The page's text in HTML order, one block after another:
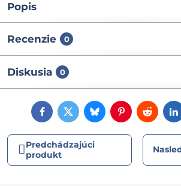
Popis
Recenzie 0
Diskusia 0
FacebookTwitterBlueskyPinterestReddit
Predchádzajúci
produkt